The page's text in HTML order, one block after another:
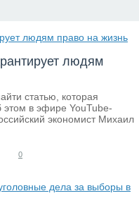
людям
статью, которая
этом в эфире YouTube-
экономист Михаил
0